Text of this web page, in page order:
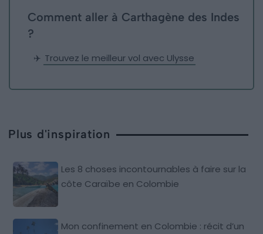
Comment aller à Carthagène des Indes
?
✈️ Trouvez le meilleur vol avec Ulysse
Plus d'inspiration
Les 8 choses incontournables à faire sur la
côte Caraïbe en Colombie
Mon confinement en Colombie : récit d’un